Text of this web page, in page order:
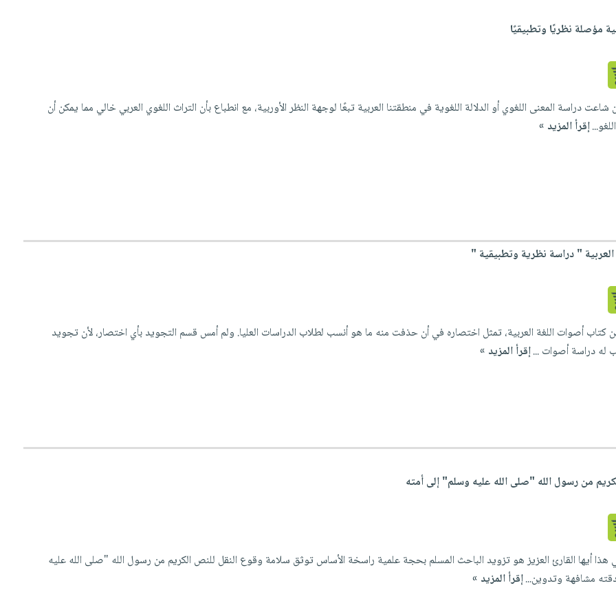
مؤصلة نظريًا وتطبيقيًا
شاعت دراسة المعنى اللغوي أو الدلالة اللغوية في منطقتنا العربية تبعًا لوجهة النظر الأوربية، مع انطباع بأن التراث اللغوي العربي خالي مما يمكن أن
إقرأ المزيد »
" دراسة نظرية وتطبيقية "
أصوات اللغة العربية، تمثل اختصاره في أن حذفت منه ما هو أنسب لطلاب الدراسات العليا. ولم أمس قسم التجويد بأي اختصار، لأن تجويد
له دراسة أصوات ...إقرأ المزيد »
من رسول الله "صلى الله عليه وسلم" إلى أمته
هذا أيها القارئ العزيز هو تزويد الباحث المسلم بحجة علمية راسخة الأساس توثق سلامة وقوع النقل للنص الكريم من رسول الله "صلى الله عليه
مشافهة وتدوين...إقرأ المزيد »